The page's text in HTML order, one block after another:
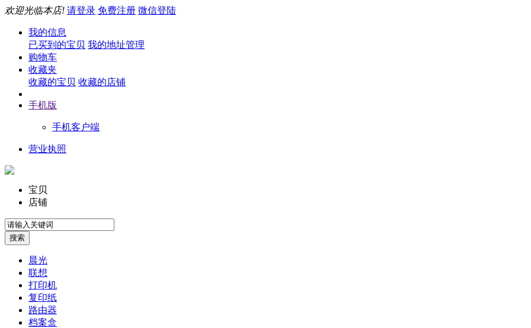
欢迎光临本店! 请登录 免费注册 微信登陆
我的信息
已买到的宝贝 我的地址管理
购物车
收藏夹
收藏的宝贝 收藏的店铺
手机版
手机客户端
营业执照
宝贝
店铺
晨光
联想
打印机
复印纸
路由器
档案盒